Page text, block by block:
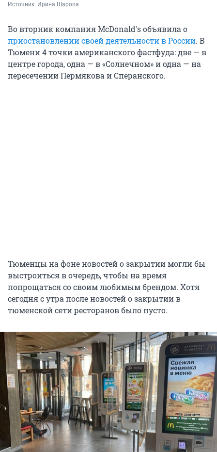
Источник: Ирина Шарова
Во вторник компания McDonald's объявила о
приостановлении своей деятельности в России. В
Тюмени 4 точки американского фастфуда: две — в
центре города, одна — в «Солнечном» и одна — на
пересечении Пермякова и Сперанского.
Тюменцы на фоне новостей о закрытии могли бы
выстроиться в очередь, чтобы на время
попрощаться со своим любимым брендом. Хотя
сегодня с утра после новостей о закрытии в
тюменской сети ресторанов было пусто.